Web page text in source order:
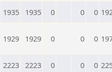
1935 1935 0 0 0
1929 1929 0 0 0
2223 2223 0 0 0